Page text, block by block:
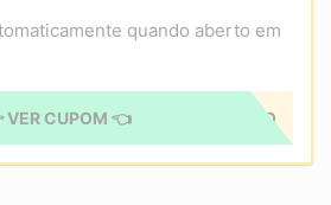
quando aberto em
CUPOM APLICADO
VER CUPOM 👈